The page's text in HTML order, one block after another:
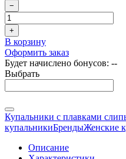
−
+
В корзину
Оформить заказ
Будет начислено бонусов: --
Выбрать
Купальники с плавками
купальникиБрендыЖенские
Описание